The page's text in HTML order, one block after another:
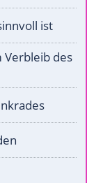
ist
Verbleib des